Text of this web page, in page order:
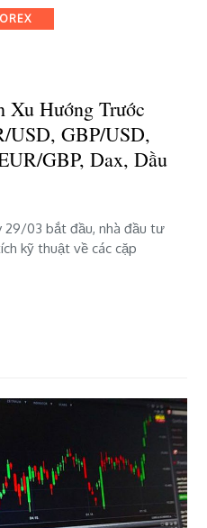
Xu Hướng Trước
USD, GBP/USD,
GBP, Dax, Dầu
29/03 bắt đầu, nhà đầu tư
kỹ thuật về các cặp